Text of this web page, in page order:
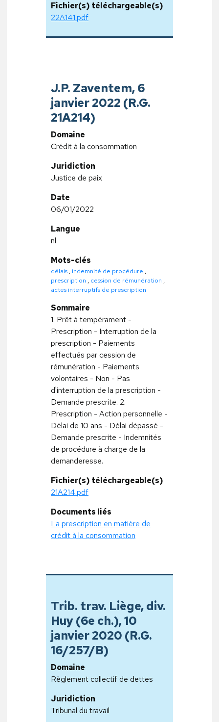
Fichier(s) téléchargeable(s)
22A141.pdf
J.P. Zaventem, 6
janvier 2022 (R.G.
21A214)
Domaine
Crédit à la consommation
Juridiction
Justice de paix
Date
06/01/2022
Langue
nl
Mots-clés
délais , indemnité de procédure ,
prescription , cession de rémunération ,
actes interruptifs de prescription
Sommaire
1. Prêt à tempérament -
Prescription - Interruption de la
prescription - Paiements
effectués par cession de
rémunération - Paiements
volontaires - Non - Pas
d'interruption de la prescription -
Demande prescrite. 2.
Prescription - Action personnelle -
Délai de 10 ans - Délai dépassé -
Demande prescrite - Indemnités
de procédure à charge de la
demanderesse.
Fichier(s) téléchargeable(s)
21A214.pdf
Documents liés
La prescription en matière de
crédit à la consommation
Trib. trav. Liège, div.
Huy (6e ch.), 10
janvier 2020 (R.G.
16/257/B)
Domaine
Règlement collectif de dettes
Juridiction
Tribunal du travail